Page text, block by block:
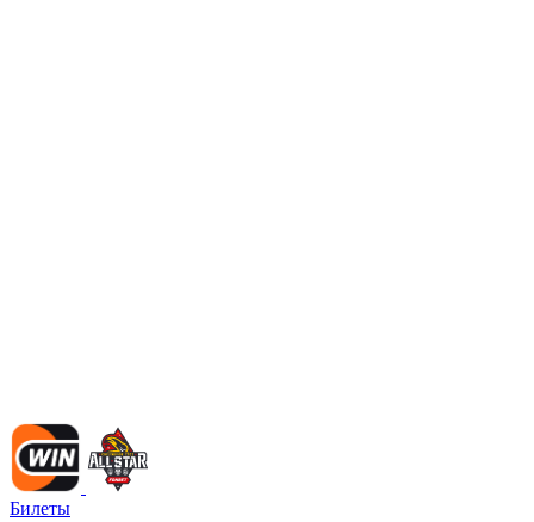
Билеты